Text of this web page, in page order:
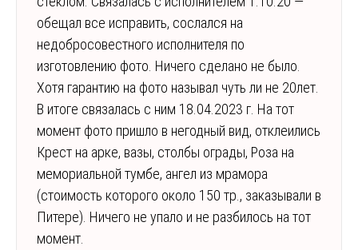
обещал все исправить, сослался на
недобросовестного исполнителя по
изготовлению фото. Ничего сделано не было.
Хотя гарантию на фото называл чуть ли не 20лет.
В итоге связалась с ним 18.04.2023 г. На тот
момент фото пришло в негодный вид, отклеились
Крест на арке, вазы, столбы ограды, Роза на
мемориальной тумбе, ангел из мрамора
(стоимость которого около 150 тр., заказывали в
Питере). Ничего не упало и не разбилось на тот
момент.